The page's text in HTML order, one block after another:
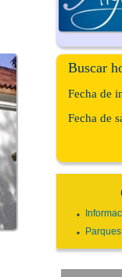
Buscar
Fecha de
Fecha de